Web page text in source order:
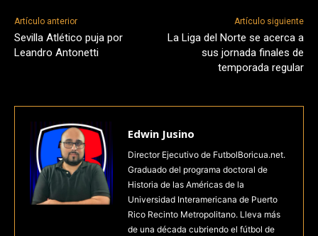
Artículo anterior
Sevilla Atlético puja por
Leandro Antonetti
Artículo siguiente
La Liga del Norte se acerca a
sus jornada finales de
temporada regular
Edwin Jusino
Director Ejecutivo de FutbolBoricua.net.
Graduado del programa doctoral de
Historia de las Américas de la
Universidad Interamericana de Puerto
Rico Recinto Metropolitano. Lleva más
de una década cubriendo el fútbol de